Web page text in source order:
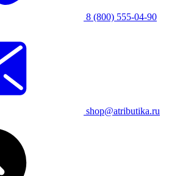
8 (800) 555-04-90
shop@atributika.ru